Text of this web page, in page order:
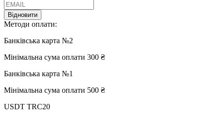
Відновити
Методи оплати:
Банківська карта №2
Мінімальна сума оплати 300 ₴
Банківська карта №1
Мінімальна сума оплати 500 ₴
USDT TRC20